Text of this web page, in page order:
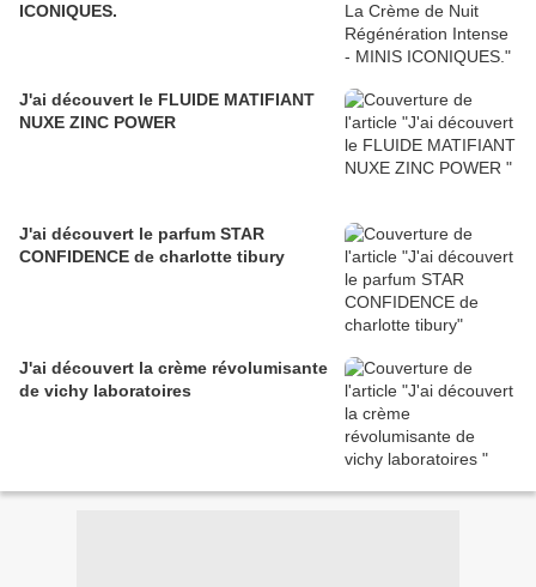
ICONIQUES.
J'ai découvert le FLUIDE MATIFIANT
NUXE ZINC POWER
J'ai découvert le parfum STAR
CONFIDENCE de charlotte tibury
J'ai découvert la crème révolumisante
de vichy laboratoires